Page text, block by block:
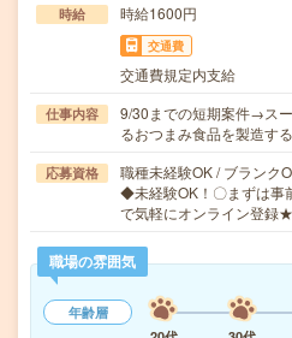
時給 時給1600円
交通費
交通費規定内支給
仕事内容
9/30までの短期案件→ス
るおつまみ食品を製造す
応募資格
職種未経験OK / ブランク
◆未経験OK！〇まずは事
で気軽にオンライン登録
職場の雰囲気
年齢層